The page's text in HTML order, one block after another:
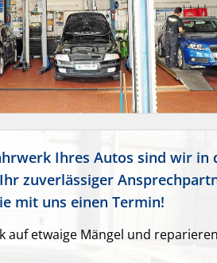
Ihres Autos sind wir in
zuverlässiger
mit uns einen Termin!
etwaige Mängel und